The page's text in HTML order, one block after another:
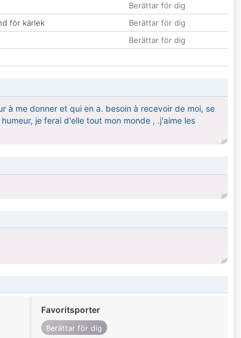
Berättar för dig
för kärlek
Berättar för dig
Berättar för dig
à me donner et qui en a. besoin à recevoir de moi, se
je ferai d'elle tout mon monde , .j'aime les
Favoritsporter
Berättar för dig